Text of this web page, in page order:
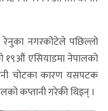
नगरकोटेले पछिल्लो
१९औं एसियाडमा नेपालको
चोटका कारण यसपटक
कप्तानी गरेकी थिइन् ।